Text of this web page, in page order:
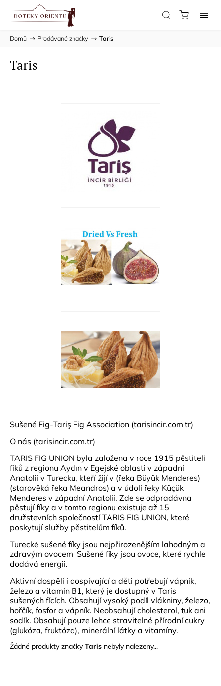
Domů / Prodávané značky / Taris
Taris
Sušené Fig-Tariş Fig Association (tarisincir.com.tr)
O nás (tarisincir.com.tr)
TARIS FIG UNION byla založena v roce 1915 pěstiteli
fíků z regionu Aydın v Egejské oblasti v západní
Anatolii v Turecku, kteří žijí v (řeka Büyük Menderes)
(starověká řeka Meandros) a v údolí řeky Küçük
Menderes v západní Anatolii. Zde se odpradávna
pěstují fíky a v tomto regionu existuje až 15
družstevních společností TARIS FIG UNION, které
poskytují služby pěstitelům fíků.
Turecké sušené fíky jsou nejpřirozenějším lahodným a
zdravým ovocem. Sušené fíky jsou ovoce, které rychle
dodává energii.
Aktivní dospělí i dospívající a děti potřebují vápník,
železo a vitamín B1, který je dostupný v Taris
sušených fících. Obsahují vysoký podíl vlákniny, železo,
hořčík, fosfor a vápník. Neobsahují cholesterol, tuk ani
sodík. Obsahují pouze lehce stravitelné přírodní cukry
(glukóza, fruktóza), minerální látky a vitamíny.
Žádné produkty značky Taris nebyly nalezeny...